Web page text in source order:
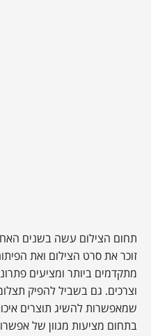
תחום הצילום עשה בשנים
זוכר את סרט הצילום ואת
מתקדמים ביותר ומציעים
וצרכים. גם בשביל להפיק
שמאפשרות להשיג תוצרים
בתחום מציעות מגוון של